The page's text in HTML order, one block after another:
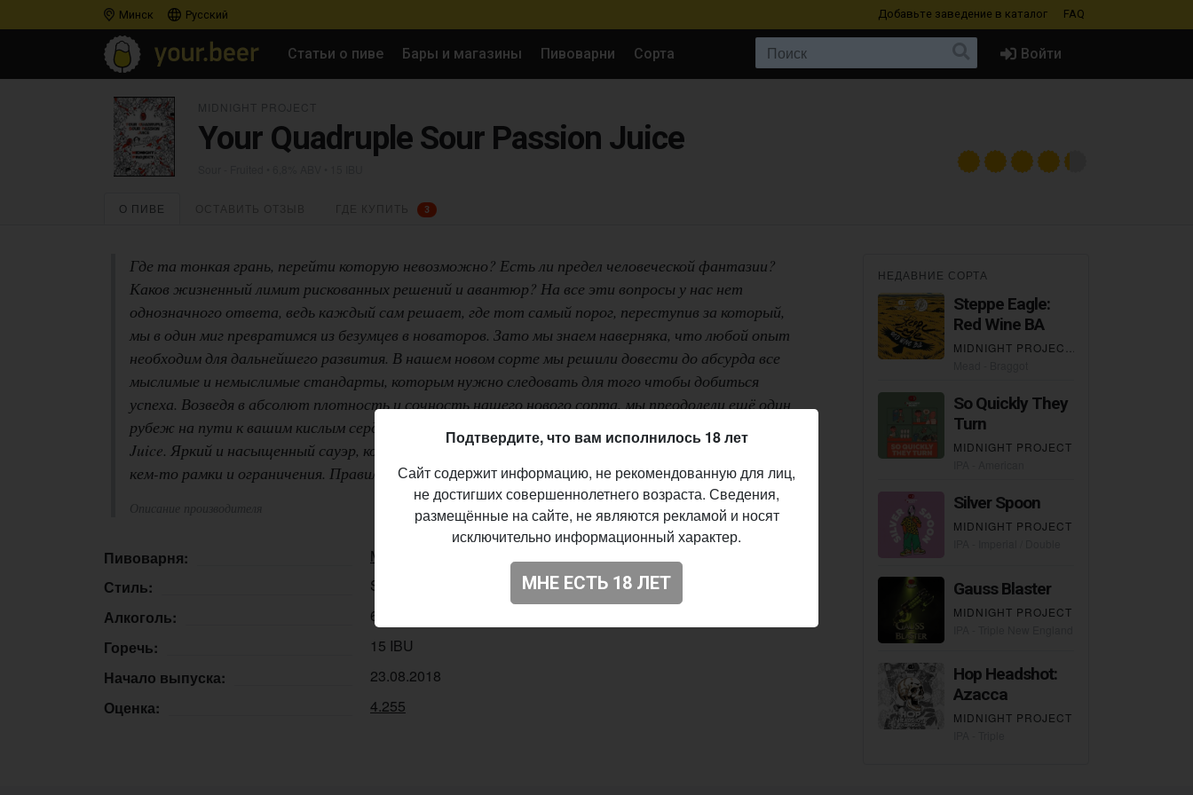
Минск Русский Добавьте заведение в каталог FAQ
Статьи о пиве Бары и магазины Пивоварни Сорта Войти
Your Quadruple Sour Passion Juice
О ПИВЕ 3
Где та тонкая грань, перейти которую невозможно? Есть ли предел человеческой фантазии?
Каков жизненный лимит рискованных решений и авантюр? На все эти вопросы у нас нет
однозначного ответа, ведь каждый сам решает, где тот самый порог, переступив за который,
мы в один миг превратимся из безумцев в новаторов. Зато мы знаем наверняка, что любой опыт
необходим для дальнейшего развития. В нашем новом сорте мы решили довести до абсурда все
мыслимые и немыслимые стандарты, которым нужно следовать для того чтобы добиться
успеха. Возведя в абсолют плотность и сочность нашего нового сорта, мы преодолели ещё один
рубеж на пути к вашим кислым сердцам. Просим любить и жаловать, Your Quadruple Sour Passion
Juice. Яркий и насыщенный сауэр, который призывает вас не обращать внимание на придуманные
кем-то рамки и ограничения. Правила определяете вы
Описание производителя
Пивоварня:
Midnight Project
Стиль:
Sour - Fruited
Алкоголь:
6,8%
Горечь:
15 IBU
Начало выпуска:
23.08.2018
Оценка:
4.255
НЕДАВНИЕ СОРТА
Steppe Eagle:
Red Wine BA
So Quickly They
Turn
MIDNIGHT PROJECT
Silver Spoon
MIDNIGHT PROJECT
Gauss Blaster
MIDNIGHT PROJECT
Hop Headshot:
Azacca
MIDNIGHT PROJECT
Подтвердите, что вам исполнилось 18 лет
Сайт содержит информацию, не рекомендованную для лиц,
не достигших совершеннолетнего возраста. Сведения,
размещённые на сайте, не являются рекламой и носят
исключительно информационный характер.
МНЕ ЕСТЬ 18 ЛЕТ